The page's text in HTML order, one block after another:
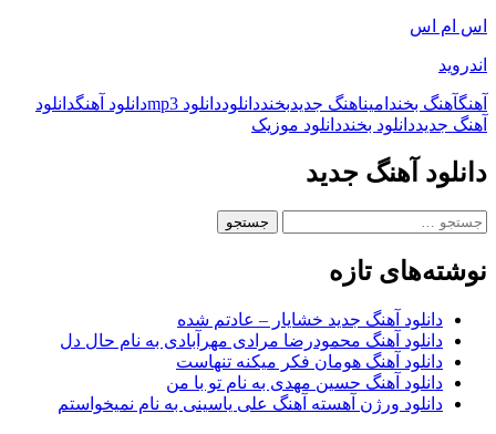
اس ام اس
اندروید
آهنگآهنگ بخند امیناهنگ جدیدبخنددانلوددانلود mp3 دانلود آهنگدانلود
آهنگ جدیددانلود بخنددانلود موزیک
دانلود آهنگ جدید
جستجو
نوشته‌های تازه
دانلود آهنگ جدید خشایار – عادتم شده
دانلود آهنگ محمودرضا مرادی مهرآبادی به نام حال دل
دانلود آهنگ هومان فکر میکنه تنهاست
دانلود آهنگ حسین مهدی به نام تو با من
دانلود ورژن آهسته آهنگ علی یاسینی به نام نمیخواستم